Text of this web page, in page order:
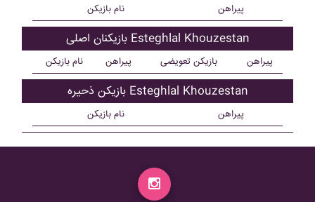
نام بازیکن پیراهن
بازیکنان اصلی Esteghlal Khouzestan
نام بازیکن پیراهن بازیکن تعویضی پیراهن
بازیکن ذحیره Esteghlal Khouzestan
نام بازیکن پیراهن